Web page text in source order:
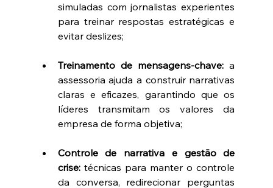
simuladas com jornalistas experientes
para treinar respostas estratégicas e
evitar deslizes;
Treinamento de mensagens-chave: a
assessoria ajuda a construir narrativas
claras e eficazes, garantindo que os
líderes transmitam os valores da
empresa de forma objetiva;
Controle de narrativa e gestão de
crise: técnicas para manter o controle
da conversa, redirecionar perguntas